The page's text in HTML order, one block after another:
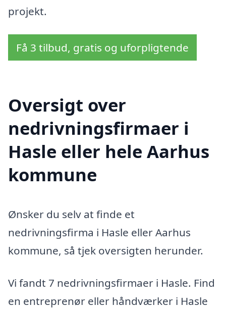
projekt.
Få 3 tilbud, gratis og uforpligtende
Oversigt over
nedrivningsfirmaer i
Hasle eller hele Aarhus
kommune
Ønsker du selv at finde et
nedrivningsfirma i Hasle eller Aarhus
kommune, så tjek oversigten herunder.
Vi fandt 7 nedrivningsfirmaer i Hasle. Find
en entreprenør eller håndværker i Hasle